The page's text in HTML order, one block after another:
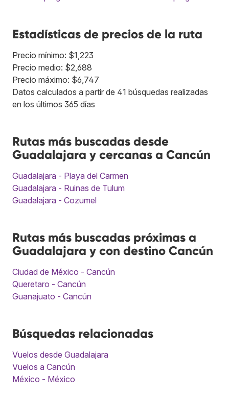
Estadísticas de precios de la ruta
Precio mínimo: $1,223
Precio medio: $2,688
Precio máximo: $6,747
Datos calculados a partir de 41 búsquedas realizadas
en los últimos 365 días
Rutas más buscadas desde
Guadalajara y cercanas a Cancún
Guadalajara - Playa del Carmen
Guadalajara - Ruinas de Tulum
Guadalajara - Cozumel
Rutas más buscadas próximas a
Guadalajara y con destino Cancún
Ciudad de México - Cancún
Queretaro - Cancún
Guanajuato - Cancún
Búsquedas relacionadas
Vuelos desde Guadalajara
Vuelos a Cancún
México - México